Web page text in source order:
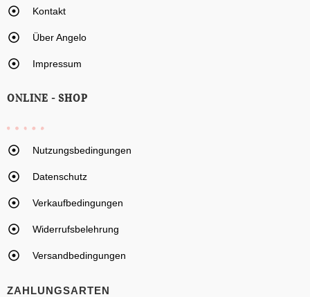
Kontakt
Über Angelo
Impressum
ONLINE - SHOP
Nutzungsbedingungen
Datenschutz
Verkaufbedingungen
Widerrufsbelehrung
Versandbedingungen
ZAHLUNGSARTEN